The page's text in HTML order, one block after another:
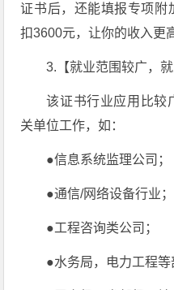
证书后，还能填报专项附
扣3600元，让你的收入更
3.【就业范围较广，就
该证书行业应用比较
关单位工作，如：
●信息系统监理公司；
●通信/网络设备行业；
●工程咨询类公司；
●水务局，电力工程等